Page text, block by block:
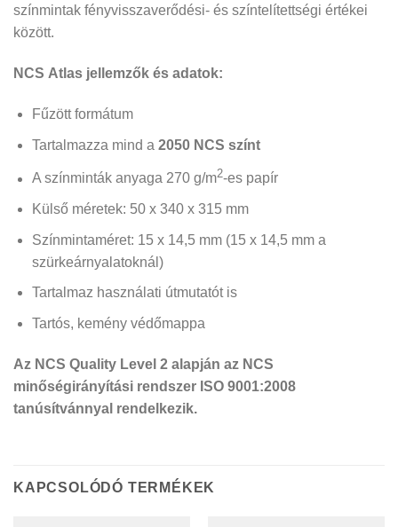
színmintak fényvisszaverődési- és színtelítettségi értékei
között.
NCS Atlas jellemzők és adatok:
Fűzött formátum
Tartalmazza mind a 2050 NCS színt
A színminták anyaga 270 g/m2-es papír
Külső méretek: 50 x 340 x 315 mm
Színmintaméret: 15 x 14,5 mm (15 x 14,5 mm a
szürkeárnyalatoknál)
Tartalmaz használati útmutatót is
Tartós, kemény védőmappa
Az NCS Quality Level 2 alapján az NCS
minőségirányítási rendszer ISO 9001:2008
tanúsítvánnyal rendelkezik.
KAPCSOLÓDÓ TERMÉKEK